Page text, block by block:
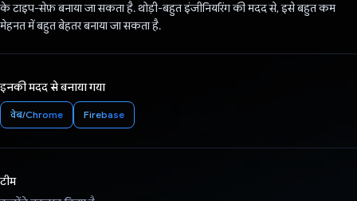
के टाइप-सेफ़ बनाया जा सकता है. थोड़ी-बहुत इंजीनियरिंग की मदद से, इसे बहुत कम
मेहनत में बहुत बेहतर बनाया जा सकता है.
इनकी मदद से बनाया गया
वेब/Chrome Firebase
टीम